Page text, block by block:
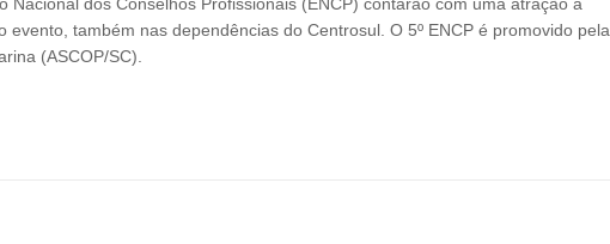
também nas dependências do Centrosul. O 5º ENCP é promovido pela
(ASCOP/SC).